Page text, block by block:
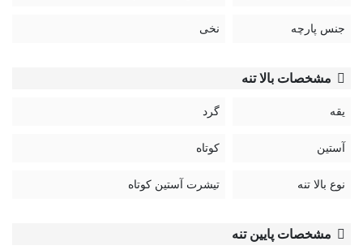
جنس پارچه نخی
مشخصات بالا تنه
یقه گرد
آستین کوتاه
نوع بالا تنه تیشرت آستین کوتاه
مشخصات پایین تنه